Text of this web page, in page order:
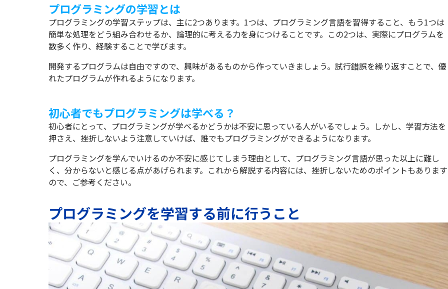
プログラミングの学習とは
プログラミングの学習ステップは、主に2つあります。1つは、プログラミング言語を習得すること、もう1つは
簡単な処理をどう組み合わせるか、論理的に考える力を身につけることです。この2つは、実際にプログラムを
数多く作り、経験することで学びます。
開発するプログラムは自由ですので、興味があるものから作っていきましょう。試行錯誤を繰り返すことで、優
れたプログラムが作れるようになります。
初心者でもプログラミングは学べる？
初心者にとって、プログラミングが学べるかどうかは不安に思っている人がいるでしょう。しかし、学習方法を
押さえ、挫折しないよう注意していけば、誰でもプログラミングができるようになります。
プログラミングを学んでいけるのか不安に感じてしまう理由として、プログラミング言語が思った以上に難し
く、分からないと感じる点があげられます。これから解説する内容には、挫折しないためのポイントもあります
ので、ご参考ください。
プログラミングを学習する前に行うこと